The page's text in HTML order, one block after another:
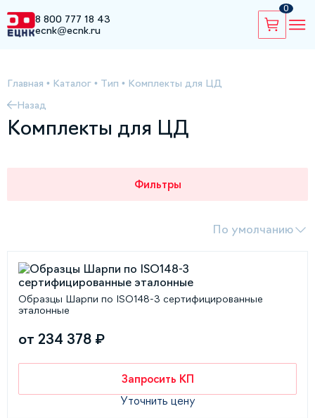
8 800 777 18 43
ecnk@ecnk.ru
0
Главная • Каталог • Тип • Комплекты для ЦД
Назад
Комплекты для ЦД
Фильтры
По умолчанию
Образцы Шарпи по ISO148-3 сертифицированные
эталонные
от 234 378 ₽
Запросить КП
Уточнить цену